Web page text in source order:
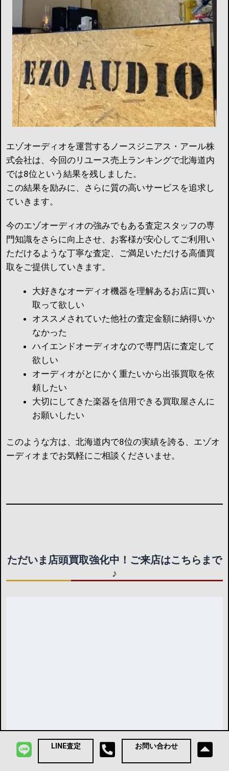
エゾオーディオを運営するノースジニアス・アール株
式会社は、今回のリユース売上ランキングで北海道内
では8位という結果を残しました。
この結果を励みに、さらに質の高いサービスを追求し
ていきます。
今のエゾオーディオの強みでもある査定スタッフの専
門知識をさらに向上させ、お客様が安心してご利用い
ただけるような丁寧な査定、ご満足いただける高価買
取をご提供していきます。
大好きなオーディオ機器を理解あるお店に買い
取って欲しい
オススメされていた他社の査定金額に納得いか
なかった
ハイエンドオーディオなので専門店に査定して
欲しい
オーディオがとにかく重たいから出張買取を依
頼したい
大切にしてきた楽器を信用できる買取屋さんに
お願いしたい
このような方は、北海道内で8位の実績を誇る、エゾオ
ーディオまでお気軽にご相談くださいませ。
ただいま店頭買取強化中！ご来店はこちらまで
♪
LINE査定 お問い合わせ